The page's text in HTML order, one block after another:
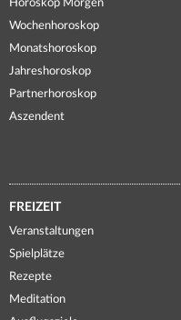
Horoskop Morgen
Wochenhoroskop
Monatshoroskop
Jahreshoroskop
Partnerhoroskop
Aszendent
FREIZEIT
Veranstaltungen
Spielplätze
Rezepte
Meditation